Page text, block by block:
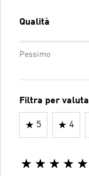
Qualità
Pessimo
Filtra per
5 4